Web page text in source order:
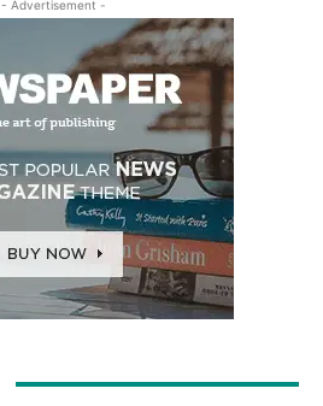
- Advertisement -